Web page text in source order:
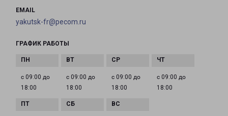
EMAIL
yakutsk-fr@pecom.ru
ГРАФИК РАБОТЫ
с 09:00 до
18:00
с 09:00 до
18:00
с 09:00 до
18:00
с 09:00 до
18:00